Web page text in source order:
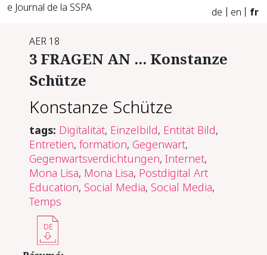
e Journal de la SSPA de en fr
AER 18
3 FRAGEN AN ... Konstanze
Schütze
Konstanze Schütze
tags: Digitalität, Einzelbild, Entität Bild,
Entretien, formation, Gegenwart,
Gegenwartsverdichtungen, Internet,
Mona Lisa, Mona Lisa, Postdigital Art
Education, Social Media, Social Media,
Temps
DE